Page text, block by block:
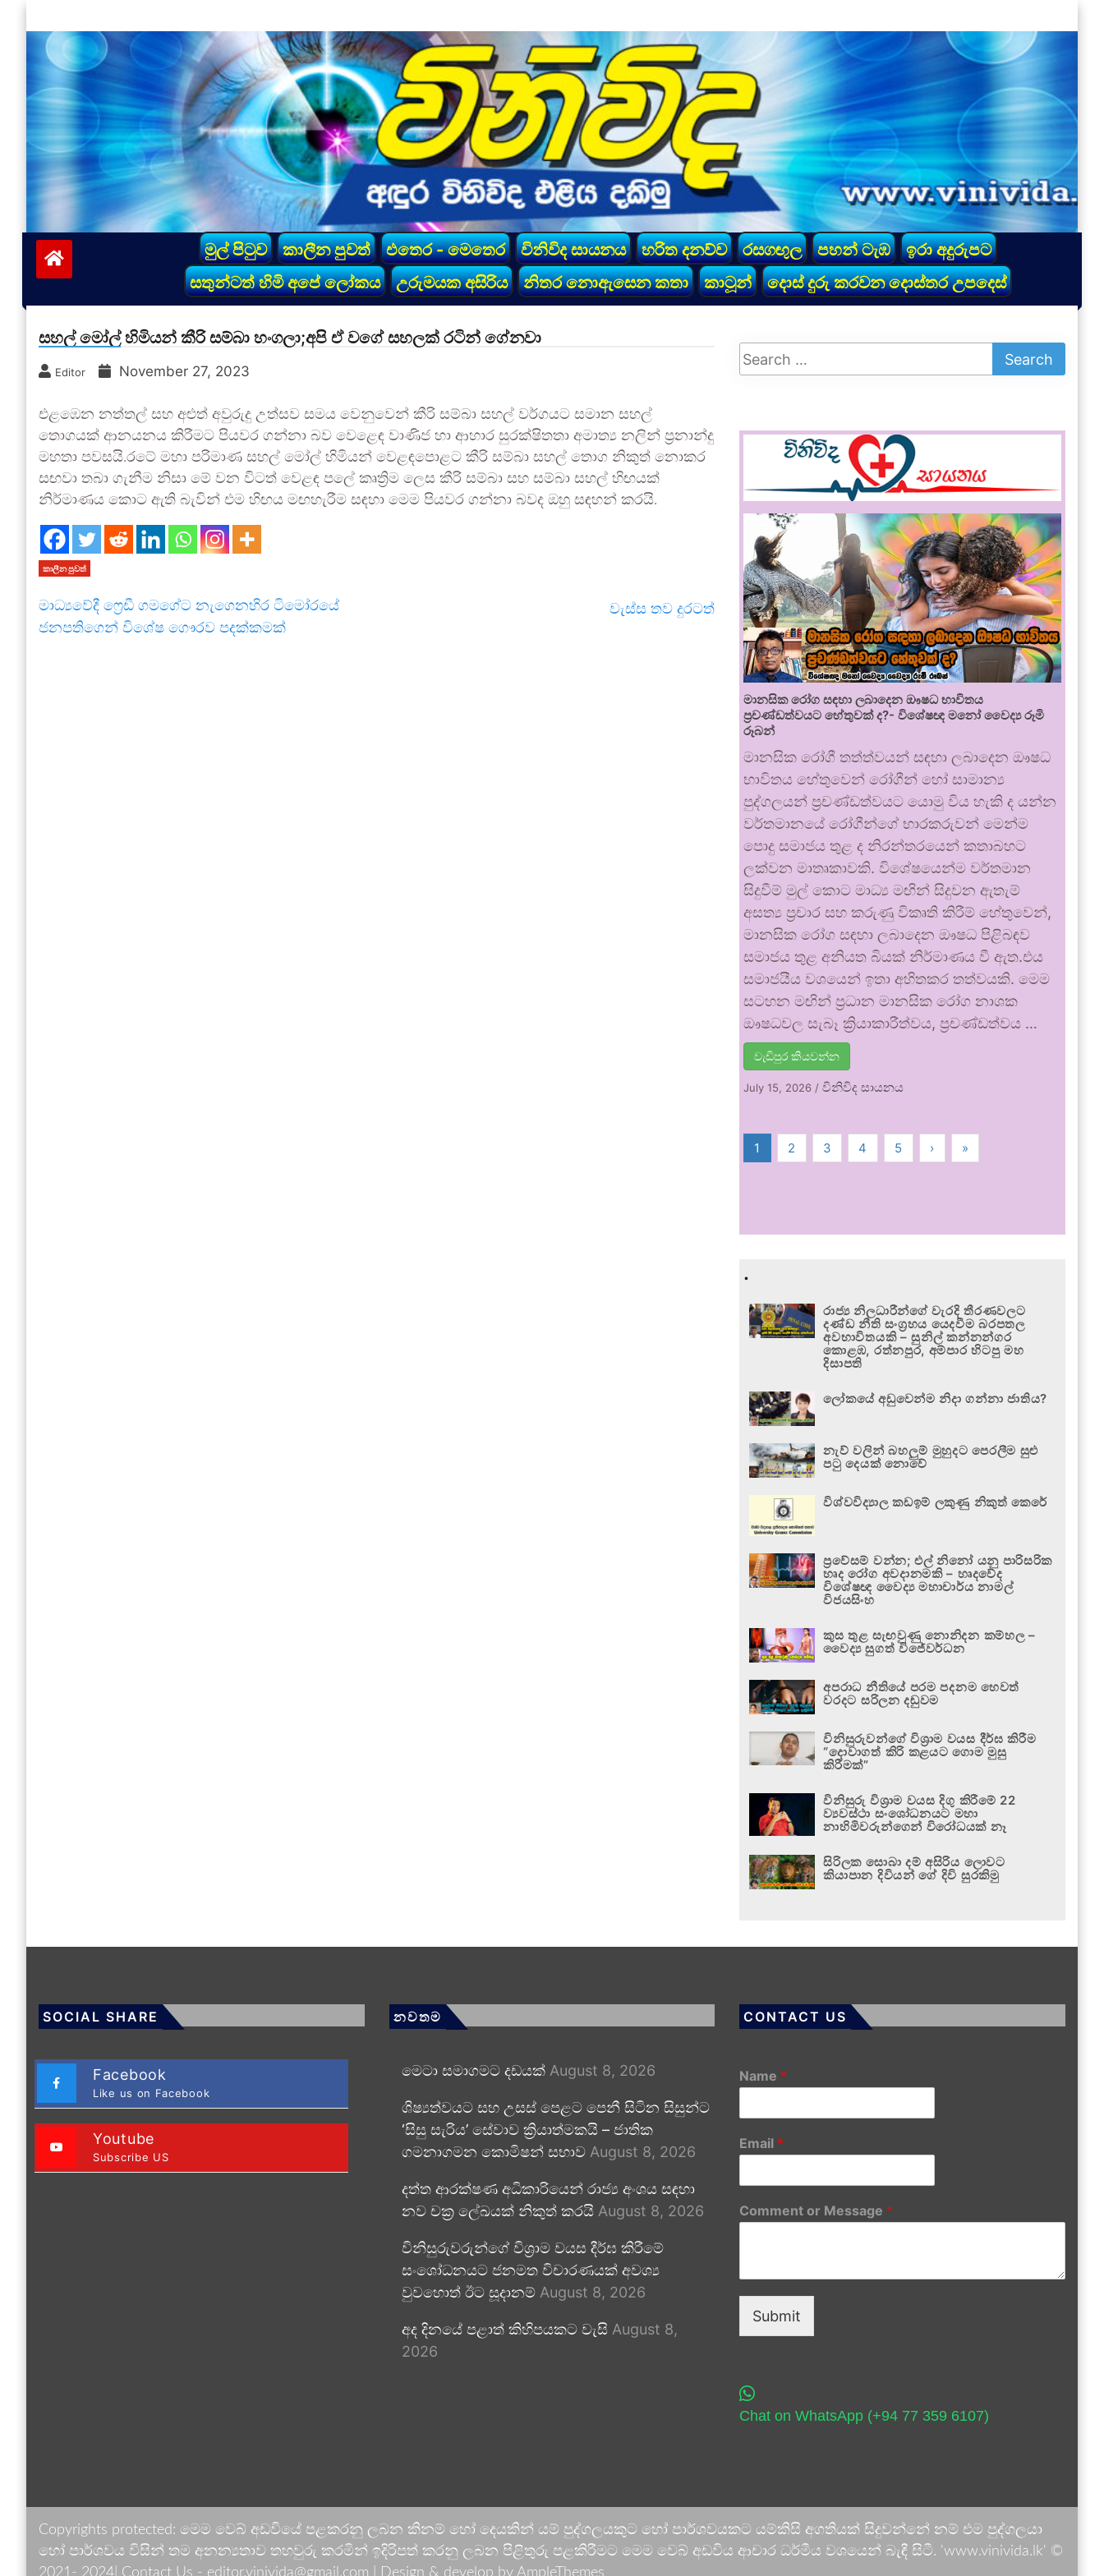
to
content
vinivida.lk
මුල් පිටුව කාලීන පුවත් එතෙර - මෙතෙර විනිවිද සායනය හරිත දනව්ව රසගඟුල පහන් ටැඹ
ඉරා අදුරුපට
සතුන්ටත් හිමි අපේ ලෝකය
උරුමයක අසිරිය නිතර නොඇසෙන කතා කාටූන් දොස් දුරු කරවන දොස්තර උපදෙස්
සහල් මෝල් හිමියන් කීරි සම්බා හංගලා;අපි ඒ වගේ සහලක් රටින් ගේනවා
Editor November 27, 2023
එළඹෙන නත්තල් සහ අළුත් අවුරුදු උත්සව සමය වෙනුවෙන් කීරි සම්බා සහල් වර්ගයට සමාන සහල්
තොගයක් ආනයනය කිරීමට පියවර ගන්නා බව වෙළෙඳ වාණිජ හා ආහාර සුරක්ෂිතතා අමාත්‍ය නලින් ප්‍රනාන්දු
මහතා පවසයි.රටේ මහා පරිමාණ සහල් මෝල් හිමියන් වෙළඳපොළට කීරි සම්බා සහල් තොග නිකුත් නොකර
සඟවා තබා ගැනීම නිසා මේ වන විටත් වෙළඳ පලේ කෘත්‍රිම ලෙස කීරි සම්බා සහ සම්බා සහල් හිඟයක්
නිර්මාණය කොට ඇති බැවින් එම හිඟය මඟහැරීම සඳහා මෙම පියවර ගන්නා බවද ඔහු සඳහන් කරයි.
කාලීන පුවත්
මාධ්‍යවේදී ෆ්‍රෙඩී ගමගේට නැගෙනහිර ටිමෝරයේ
ජනපතිගෙන් විශේෂ ගෞරව පදක්කමක්
වැස්ස තව දුරටත්
මානසික රෝග සඳහා ලබාදෙන ඖෂධ භාවිතය
ප්‍රචණ්ඩත්වයට හේතුවක් ද?- විශේෂඥ මනෝ වෛද්‍ය රූමි
රූබන්
මානසික රෝගී තත්ත්වයන් සඳහා ලබාදෙන ඖෂධ
භාවිතය හේතුවෙන් රෝගීන් හෝ සාමාන්‍ය
පුද්ගලයන් ප්‍රචණ්ඩත්වයට යොමු විය හැකි ද යන්න
වර්තමානයේ රෝගීන්ගේ භාරකරුවන් මෙන්ම
පොදු සමාජය තුළ ද නිරන්තරයෙන් කතාබහට
ලක්වන මාතෘකාවකි. විශේෂයෙන්ම වර්තමාන
සිදුවීම් මුල් කොට මාධ්‍ය මඟින් සිදුවන ඇතැම්
අසත්‍ය ප්‍රචාර සහ කරුණු විකෘති කිරීම් හේතුවෙන්,
මානසික රෝග සඳහා ලබාදෙන ඖෂධ පිළිබඳව
සමාජය තුළ අනියත බියක් නිර්මාණය වී ඇත.එය
සමාජයීය වශයෙන් ඉතා අහිතකර තත්වයකි. මෙම
සටහන මඟින් ප්‍රධාන මානසික රෝග නාශක
ඖෂධවල සැබෑ ක්‍රියාකාරීත්වය, ප්‍රචණ්ඩත්වය …
වැඩිපුර කියවන්න
July 15, 2026 /විනිවිද සායනය
1 2 3 4 5 › »
.
රාජ්‍ය නිලධාරීන්ගේ වැරදි තීරණවලට
දණ්ඩ නීති සංග්‍රහය යෙදවීම බරපතල
අවභාවිතයකි – සුනිල් කන්නන්ගර
කොළඹ, රත්නපුර, අම්පාර හිටපු මහ
දිසාපති
ලෝකයේ අඩුවෙන්ම නිදා ගන්නා ජාතිය?
නැව් වලින් බහලුම් මුහුදට පෙරලීම සුළු
පටු දෙයක් නොවේ
විශ්වවිද්‍යාල කඩඉම් ලකුණු නිකුත් කෙරේ
ප්‍රවේසම් වන්න; එල් නිනෝ යනු පාරිසරික
හෘද රෝග අවදානමකි – හෘදවේද
විශේෂඥ වෛද්‍ය මහාචාර්ය නාමල්
විජයසිංහ
කුස තුළ සැඟවුණු නොනිදන කම්හල –
වෛද්‍ය සුගත් විජේවර්ධන
අපරාධ නීතියේ පරම පදනම හෙවත්
වරදට සරිලන දඬුවම
විනිසුරුවන්ගේ විශ්‍රාම වයස දීර්ඝ කිරීම
“දොවාගත් කිරි කළයට ගොම මුසු
කිරීමක්”
විනිසුරු විශ්‍රාම වයස දිගු කිරීමේ 22
ව්‍යවස්ථා සංශෝධනයට මහා
නාහිමිවරුන්ගෙන් විරෝධයක් නෑ
සිරිලක සොබා දම් අසිරිය ලොවට
කියාපාන දිවියන් ගේ දිවි සුරකිමු
SOCIAL SHARE
Facebook
Like us on Facebook
Youtube
Subscribe US
නවතම
මෙටා සමාගමට දඩයක් August 8, 2026
ශිෂ්‍යත්වයට සහ උසස් පෙළට පෙනී සිටින සිසුන්ට
‘සිසු සැරිය’ සේවාව ක්‍රියාත්මකයි – ජාතික
ගමනාගමන කොමිෂන් සභාව August 8, 2026
දත්ත ආරක්ෂණ අධිකාරියෙන් රාජ්‍ය අංශය සඳහා
නව චක්‍ර ලේඛයක් නිකුත් කරයි August 8, 2026
විනිසුරුවරුන්ගේ විශ්‍රාම වයස දීර්ඝ කිරීමේ
සංශෝධනයට ජනමත විචාරණයක් අවශ්‍ය
වුවහොත් ඊට සූදානම් August 8, 2026
අද දිනයේ පළාත් කිහිපයකට වැසි August 8,
2026
CONTACT US
Name *
Email *
Comment or Message *
Submit
Chat on WhatsApp (+94 77 359 6107)
Copyrights protected: මෙම වෙබ් අඩවියේ පළකරනු ලබන කිනම් හෝ දෙයකින් යම් පුද්ගලයකුට හෝ පාර්ශවයකට යම්කිසි අගතියක් සිදුවන්නේ නම් එම පුද්ගලයා
හෝ පාර්ශවය විසින් තම අනන්‍යතාව තහවුරු කරමින් ඉදිරිපත් කරනු ලබන පිළිතුරු පළකිරීමට මෙම වෙබ් අඩවිය ආචාර ධර්මීය වශයෙන් බැඳී සිටී. 'www.vinivida.lk' ©
2021- 2024| Contact Us - editor.vinivida@gmail.com |
Design & develop by AmpleThemes